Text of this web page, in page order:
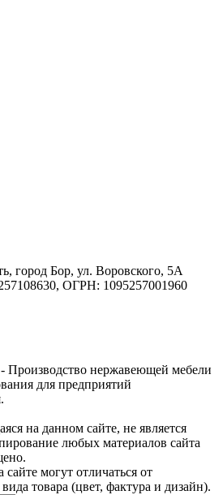
город Бор, ул. Воровского, 5А
ОГРН: 1095257001960
нержавеющей мебели
для предприятий
на данном сайте, не является
любых материалов сайта
могут отличаться от
товара (цвет, фактура и дизайн).